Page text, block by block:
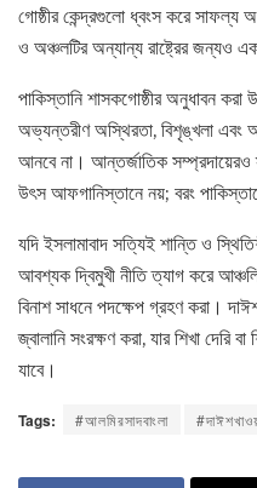
গোষ্ঠীর কেন্দ্রগুলো ধ্বংস করে
ও অঞ্চলটির অন্যান্য রাষ্ট্রের জন্যও
পাকিস্তানি শাসকগোষ্ঠীর অনুধাবন
অভ্যন্তরীণ অস্থিরতা, বিশৃঙ্খলা এবং
আনবে না। আন্তর্জাতিক সম্প্রদায়েরও
উৎস আফগানিস্তানে নয়; বরং
যদি ইসলামাবাদ সত্যিই শান্তি ও
আবশ্যক দ্বিমুখী নীতি ত্যাগ করে
বিনাশ সাধনে পদক্ষেপ গ্রহণ করা।
জ্বালানি সংরক্ষণ করা, যার শিখা
যাবে।
Tags: #আলমিরসাদবাংলা